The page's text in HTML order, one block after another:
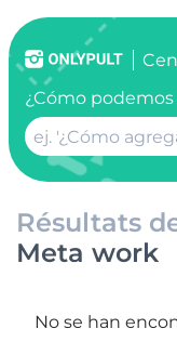
¿Cómo podemos
Résultats
Meta work
No se han